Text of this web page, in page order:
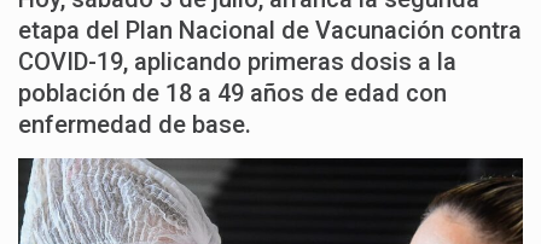
etapa del Plan Nacional de Vacunación contra
COVID-19, aplicando primeras dosis a la
población de 18 a 49 años de edad con
enfermedad de base.